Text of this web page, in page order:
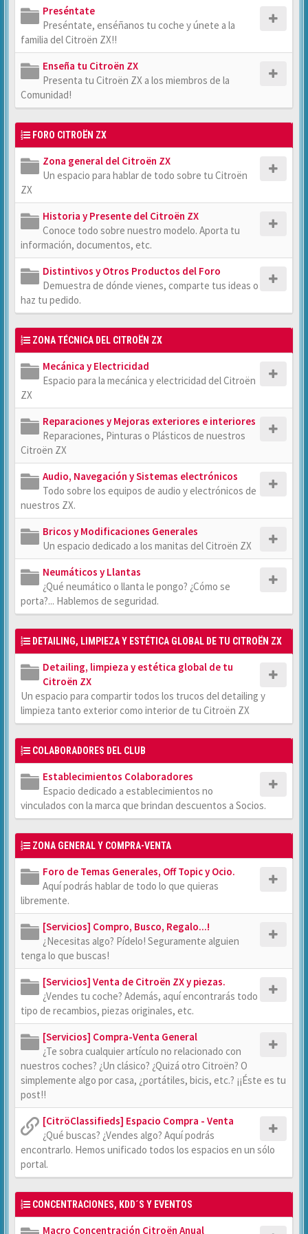
Preséntate
Preséntate, enséñanos tu coche y únete a la
familia del Citroën ZX!!
Enseña tu Citroën ZX
Presenta tu Citroën ZX a los miembros de la
Comunidad!
FORO CITROËN ZX
Zona general del Citroën ZX
Un espacio para hablar de todo sobre tu Citroën
ZX
Historia y Presente del Citroën ZX
Conoce todo sobre nuestro modelo. Aporta tu
información, documentos, etc.
Distintivos y Otros Productos del Foro
Demuestra de dónde vienes, comparte tus ideas o
haz tu pedido.
ZONA TÉCNICA DEL CITROËN ZX
Mecánica y Electricidad
Espacio para la mecánica y electricidad del Citroën
ZX
Reparaciones y Mejoras exteriores e interiores
Reparaciones, Pinturas o Plásticos de nuestros
Citroën ZX
Audio, Navegación y Sistemas electrónicos
Todo sobre los equipos de audio y electrónicos de
nuestros ZX.
Bricos y Modificaciones Generales
Un espacio dedicado a los manitas del Citroën ZX
Neumáticos y Llantas
¿Qué neumático o llanta le pongo? ¿Cómo se
porta?... Hablemos de seguridad.
DETAILING, LIMPIEZA Y ESTÉTICA GLOBAL DE TU CITROËN ZX
Detailing, limpieza y estética global de tu
Citroën ZX
Un espacio para compartir todos los trucos del detailing y
limpieza tanto exterior como interior de tu Citroën ZX
COLABORADORES DEL CLUB
Establecimientos Colaboradores
Espacio dedicado a establecimientos no
vinculados con la marca que brindan descuentos a Socios.
ZONA GENERAL Y COMPRA-VENTA
Foro de Temas Generales, Off Topic y Ocio.
Aquí podrás hablar de todo lo que quieras
libremente.
[Servicios] Compro, Busco, Regalo...!
¿Necesitas algo? Pídelo! Seguramente alguien
tenga lo que buscas!
[Servicios] Venta de Citroën ZX y piezas.
¿Vendes tu coche? Además, aquí encontrarás todo
tipo de recambios, piezas originales, etc.
[Servicios] Compra-Venta General
¿Te sobra cualquier artículo no relacionado con
nuestros coches? ¿Un clásico? ¿Quizá otro Citroën? O
simplemente algo por casa, ¿portátiles, bicis, etc.? ¡¡Éste es tu
post!!
[CitröClassifieds] Espacio Compra - Venta
¿Qué buscas? ¿Vendes algo? Aquí podrás
encontrarlo. Hemos unificado todos los espacios en un sólo
portal.
CONCENTRACIONES, KDD´S Y EVENTOS
Macro Concentración Citroën Anual